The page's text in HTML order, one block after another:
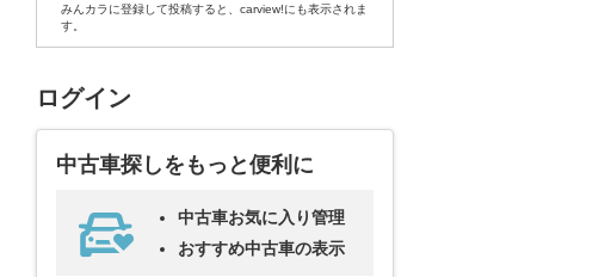
みんカラに登録して投稿すると、carview!にも表示されま
す。
ログイン
中古車探しをもっと便利に
中古車お気に入り管理
おすすめ中古車の表示